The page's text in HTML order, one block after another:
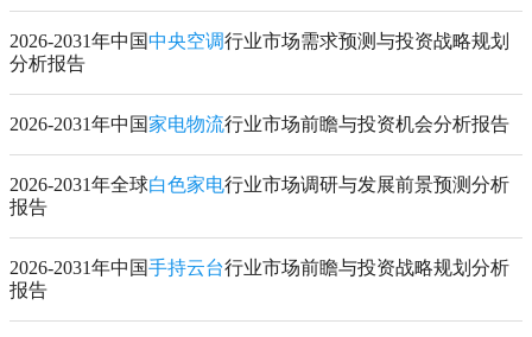
2026-2031年中国中央空调行业市场需求预测与投资战略规划
分析报告
2026-2031年中国家电物流行业市场前瞻与投资机会分析报告
2026-2031年全球白色家电行业市场调研与发展前景预测分析
报告
2026-2031年中国手持云台行业市场前瞻与投资战略规划分析
报告